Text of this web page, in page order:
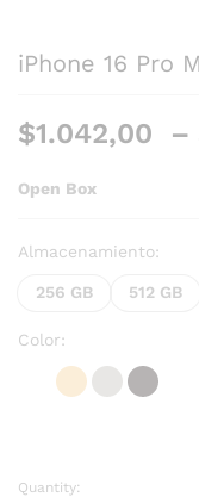
iPhone 16 Pro
$1.042,00 –
Open Box
Almacenamiento:
256 GB 512 GB
Color:
Quantity: